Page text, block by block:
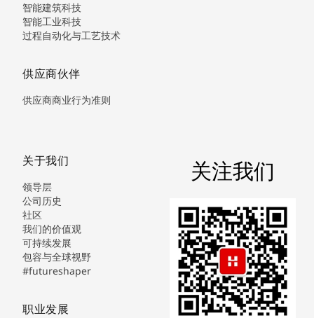
智能建筑科技
智能工业科技
过程自动化与工艺技术
供应商伙伴
供应商商业行为准则
关于我们
领导层
公司历史
社区
我们的价值观
可持续发展
包容与全球视野
#futureshaper
职业发展
关注我们